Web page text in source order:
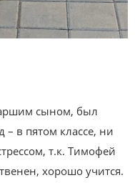
сыном, был
в пятом классе, ни
т.к. Тимофей
хорошо учится.